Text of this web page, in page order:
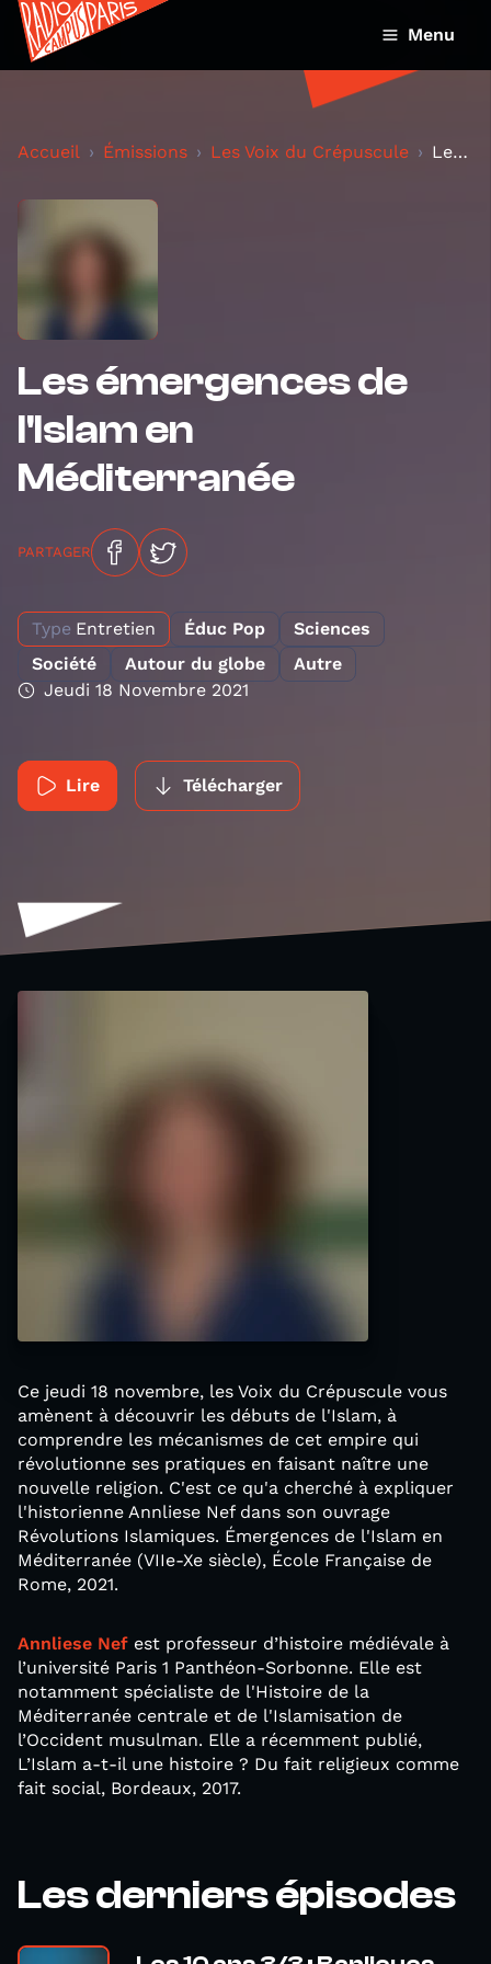
Menu
Accueil Émissions Les Voix du Crépuscule Les émergences de l'Islam en Méditerranée
Les émergences de
l'Islam en
Méditerranée
PARTAGER
Type Entretien Éduc Pop
Sciences
Société
Autour du globe
Autre
Jeudi 18 Novembre 2021
Lire Télécharger
Ce jeudi 18 novembre, les Voix du Crépuscule vous
amènent à découvrir les débuts de l'Islam, à
comprendre les mécanismes de cet empire qui
révolutionne ses pratiques en faisant naître une
nouvelle religion. C'est ce qu'a cherché à expliquer
l'historienne Annliese Nef dans son ouvrage
Révolutions Islamiques. Émergences de l'Islam en
Méditerranée (VIIe-Xe siècle), École Française de
Rome, 2021.
Annliese Nef est professeur d’histoire médiévale à
l’université Paris 1 Panthéon-Sorbonne. Elle est
notamment spécialiste de l'Histoire de la
Méditerranée centrale et de l'Islamisation de
l’Occident musulman. Elle a récemment publié,
L’Islam a-t-il une histoire ? Du fait religieux comme
fait social, Bordeaux, 2017.
Les derniers épisodes